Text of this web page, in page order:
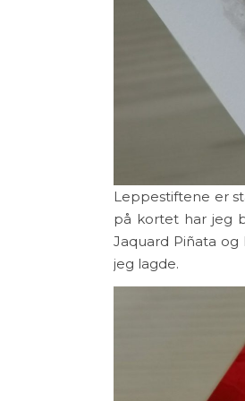
Leppestiftene er
på kortet har jeg
Jaquard Piñata
jeg lagde.